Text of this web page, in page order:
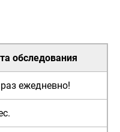
обследования
ежедневно!